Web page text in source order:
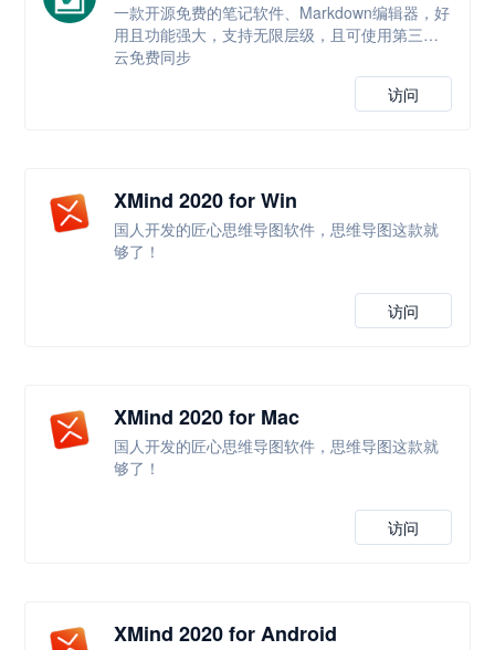
一款开源免费的笔记软件、Markdown编辑器，好
用且功能强大，支持无限层级，且可使用第三方
云免费同步
访问
XMind 2020 for Win
国人开发的匠心思维导图软件，思维导图这款就
够了！
访问
XMind 2020 for Mac
国人开发的匠心思维导图软件，思维导图这款就
够了！
访问
XMind 2020 for Android